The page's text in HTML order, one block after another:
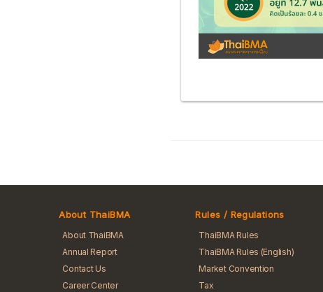
About ThaiBMA
About ThaiBMA
Annual Report
Contact Us
Career Center
Rules / Regulations
ThaiBMA Rules
ThaiBMA Rules (English)
Market Convention
Tax